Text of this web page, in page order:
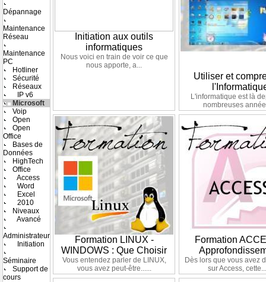
Dépannage
Maintenance
Réseau
Maintenance
PC
Hotliner
Sécurité
Réseaux
IP v6
Microsoft
Voip
Open
Open
Office
Bases de
Données
HighTech
Office
Access
Word
Excel
2010
Niveaux
Avancé
Administrateur
Initiation
Séminaire
Support de
cours
Initiation aux outils
informatiques
Nous voici en train de voir ce que
nous apporte, a...
Utiliser et
L'informatique est là
nombreuses
Formation LINUX -
WINDOWS : Que Choisir
Vous entendez parler de LINUX,
vous avez peut-être......
Formation
Dès lors que vous avez
sur Access,